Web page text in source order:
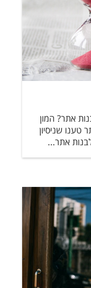
אתר? המון
טענו שניסיון
אתר...